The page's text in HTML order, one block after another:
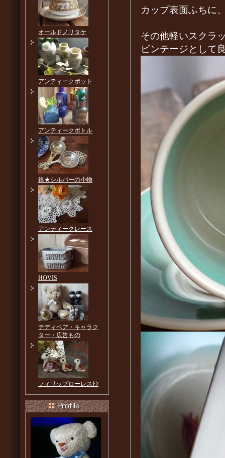
カップ表面ふちに
その他軽いスクラ
ビンテージとして
オールドノリタケ
アンティークポット
アンティークボトル
銀★シルバーの小物
アンティークレース
HOVIS
テディベア・キャラク
ター・広告もの
フィリップローレスﾄﾝ